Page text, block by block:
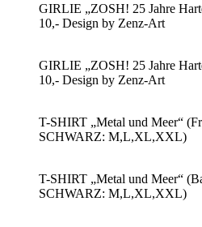
GIRLIE „ZOSH! 25 Jahre
10,- Design by Zenz-Art
GIRLIE „ZOSH! 25 Jahre
10,- Design by Zenz-Art
T-SHIRT „Metal und Meer“
SCHWARZ: M,L,XL,XXL)
T-SHIRT „Metal und Meer“
SCHWARZ: M,L,XL,XXL)